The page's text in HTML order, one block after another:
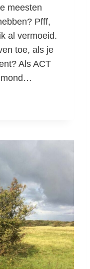
meesten
Pfff,
al vermoeid.
toe, als je
Als ACT